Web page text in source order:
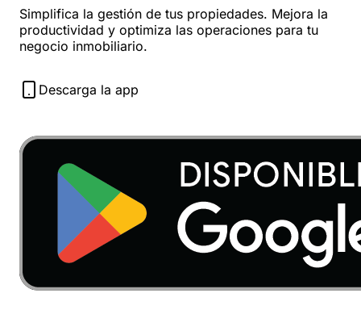
Simplifica la gestión de tus propiedades. Mejora la
productividad y optimiza las operaciones para tu
negocio inmobiliario.
Descarga la app